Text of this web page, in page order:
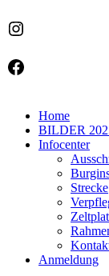
Instagram
Facebook
Home
BILDER
Infocenter
Strecke
Anmeldung